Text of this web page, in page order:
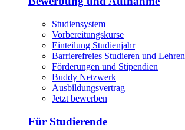
Studiensystem
Vorbereitungskurse
Einteilung Studienjahr
Barrierefreies Studieren und Lehren
Förderungen und Stipendien
Buddy Netzwerk
Ausbildungsvertrag
Jetzt bewerben
Für Studierende